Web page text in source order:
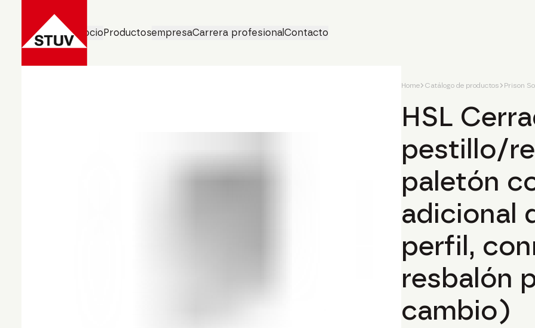
Áreas de negocioProductosempresaCarrera profesionalContacto
Home Catálogo de productos Prison
HSL
pestillo/
paletón
adicional
perfil,
resbalón
cambio)